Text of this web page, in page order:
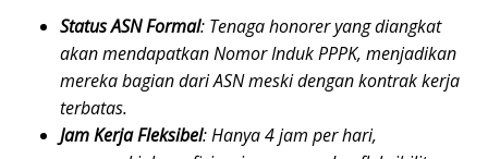
Status ASN Formal: Tenaga honorer yang diangkat
akan mendapatkan Nomor Induk PPPK, menjadikan
mereka bagian dari ASN meski dengan kontrak kerja
terbatas.
Jam Kerja Fleksibel: Hanya 4 jam per hari,